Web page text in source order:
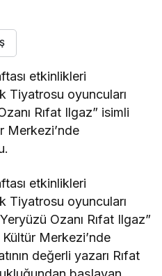
etkinlikleri
Tiyatrosu oyuncuları
Rıfat Ilgaz” isimli
Merkezi’nde
etkinlikleri
Tiyatrosu oyuncuları
Ozanı Rıfat Ilgaz”
Merkezi’nde
değerli yazarı Rıfat